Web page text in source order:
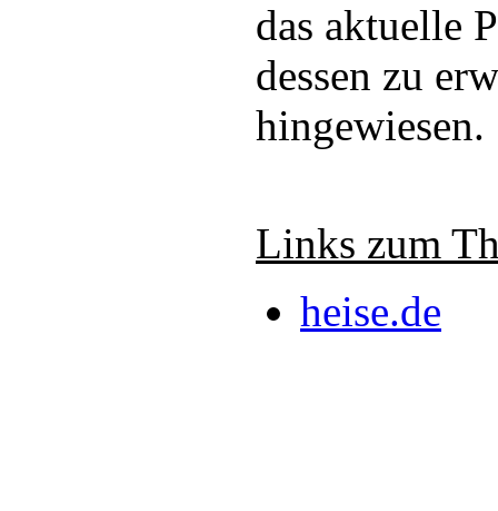
das aktuelle
dessen zu
hingewiesen.
Links zum
heise.de